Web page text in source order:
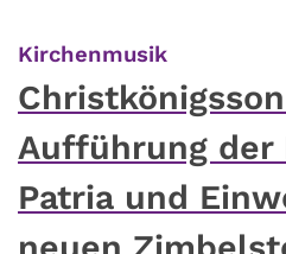
Kirchenmusik:
Aufführung der
Patria und